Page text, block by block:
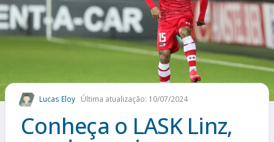
FUTEBOL NACIONAL
FUTEBOL INTERNACIONAL
MAIS ESPORTES
Lucas Eloy Última atualização: 10/07/2024
Conheça o LASK Linz,